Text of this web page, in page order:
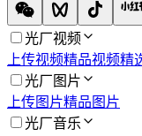
光厂视频
上传视频精品视频精
光厂图片
上传图片精品图片
光厂音乐